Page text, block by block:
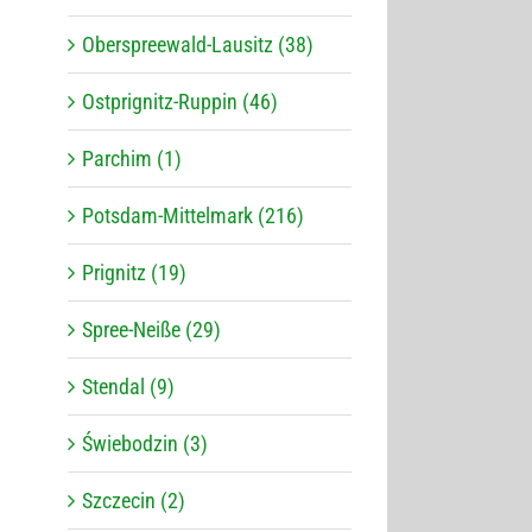
Oberspreewald-Lausitz (38)
Ostprignitz-Ruppin (46)
Parchim (1)
Potsdam-Mittelmark (216)
Prignitz (19)
Spree-Neiße (29)
Stendal (9)
Świebodzin (3)
Szczecin (2)